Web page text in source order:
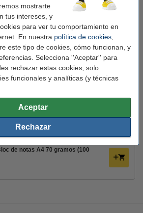
mostrarte
tus intereses, y
para ver tu comportamiento en
En nuestra política de cookies
este tipo de cookies, cómo funcionan, y
Selecciona ''Aceptar'' para
rechazar estas cookies, solo
funcionales y analíticas (y técnicas
Aceptar
Rechazar
0,4 mm
no
50 unidades
400099
de notas
Pack 10 uds
de notas A4 70 gramos (100